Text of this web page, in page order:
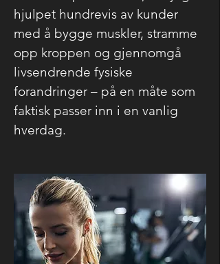
hjulpet hundrevis av kunder
med å bygge muskler, stramme
opp kroppen og gjennomgå
livsendrende fysiske
forandringer – på en måte som
faktisk passer inn i en vanlig
hverdag.